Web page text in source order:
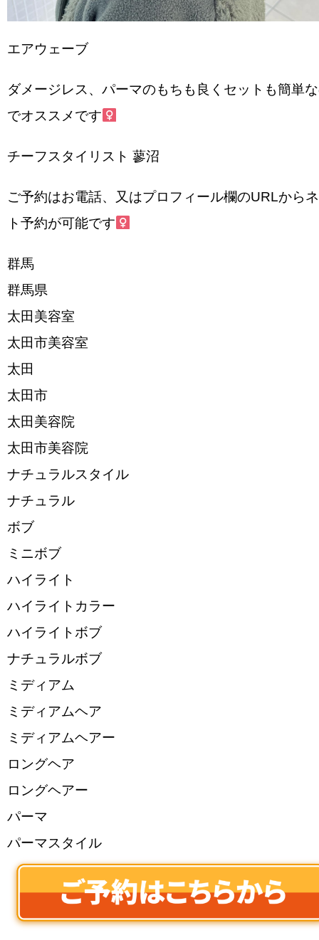
エアウェーブ
ダメージレス、パーマのもちも良くセットも簡単
でオススメです‍
チーフスタイリスト 蓼沼
ご予約はお電話、又はプロフィール欄のURLから
ト予約が可能です‍
群馬
群馬県
太田美容室
太田市美容室
太田
太田市
太田美容院
太田市美容院
ナチュラルスタイル
ナチュラル
ボブ
ミニボブ
ハイライト
ハイライトカラー
ハイライトボブ
ナチュラルボブ
ミディアム
ミディアムヘア
ミディアムヘアー
ロングヘア
ロングヘアー
パーマ
パーマスタイル